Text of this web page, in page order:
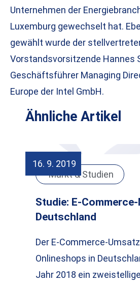
Unternehmen der
Luxemburg gewechselt hat.
gewählt wurde der
Vorstandsvorsitzende Hannes
Geschäftsführer Managing
Europe der Intel GmbH.
Ähnliche Artikel
16. 9. 2019
Markt & Studien
Studie: E-
Deutschland
Der E-Commerce-
Onlineshops in
Jahr 2018 ein